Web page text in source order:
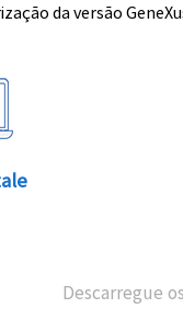
da versão
Descarregue